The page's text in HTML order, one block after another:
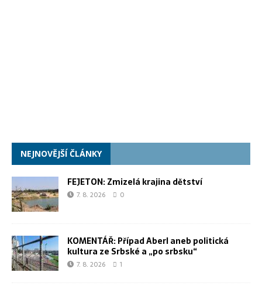
NEJNOVĚJŠÍ ČLÁNKY
FEJETON: Zmizelá krajina dětství
7. 8. 2026 0
KOMENTÁŘ: Případ Aberl aneb politická
kultura ze Srbské a „po srbsku“
7. 8. 2026 1